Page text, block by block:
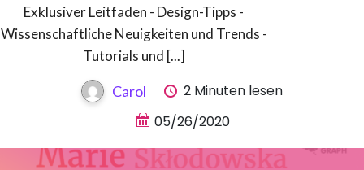
Exklusiver Leitfaden - Design-Tipps -
Wissenschaftliche Neuigkeiten und Trends -
Tutorials und [...]
Carol
2 Minuten lesen
05/26/2020